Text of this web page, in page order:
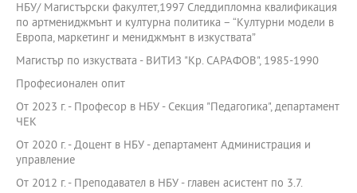
НБУ/ Магистърски факултет,1997 Следдипломна квалификация
по артмениджмънт и културна политика – “Културни модели в
Европа, маркетинг и мениджмънт в изкуствата”
Магистър по изкуствата - ВИТИЗ "Кр. САРАФОВ", 1985-1990
Професионален опит
От 2023 г. - Професор в НБУ - Секция "Педагогика", департамент
ЧЕК
От 2020 г. - Доцент в НБУ - департамент Администрация и
управление
От 2012 г. - Преподавател в НБУ - главен асистент по 3.7.